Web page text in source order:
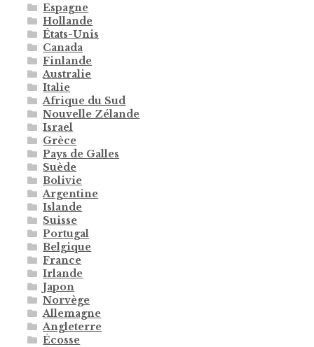
Espagne
Hollande
États-Unis
Canada
Finlande
Australie
Italie
Afrique du Sud
Nouvelle Zélande
Israel
Grèce
Pays de Galles
Suède
Bolivie
Argentine
Islande
Suisse
Portugal
Belgique
France
Irlande
Japon
Norvège
Allemagne
Angleterre
Écosse